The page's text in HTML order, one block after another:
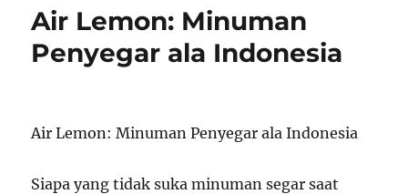
Air Lemon: Minuman
Penyegar ala Indonesia
Air Lemon: Minuman Penyegar ala Indonesia
Siapa yang tidak suka minuman segar saat